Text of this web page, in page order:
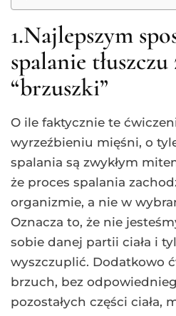
1.Najlepszym
spalanie
“brzuszki”
O ile faktycznie te
wyrzeźbieniu mięśni, o
spalania są zwykłym
że proces spalania
organizmie, a nie w
Oznacza to, że nie
sobie danej partii ciała i
wyszczuplić. Dodatkowo
brzuch, bez
pozostałych części ciała,